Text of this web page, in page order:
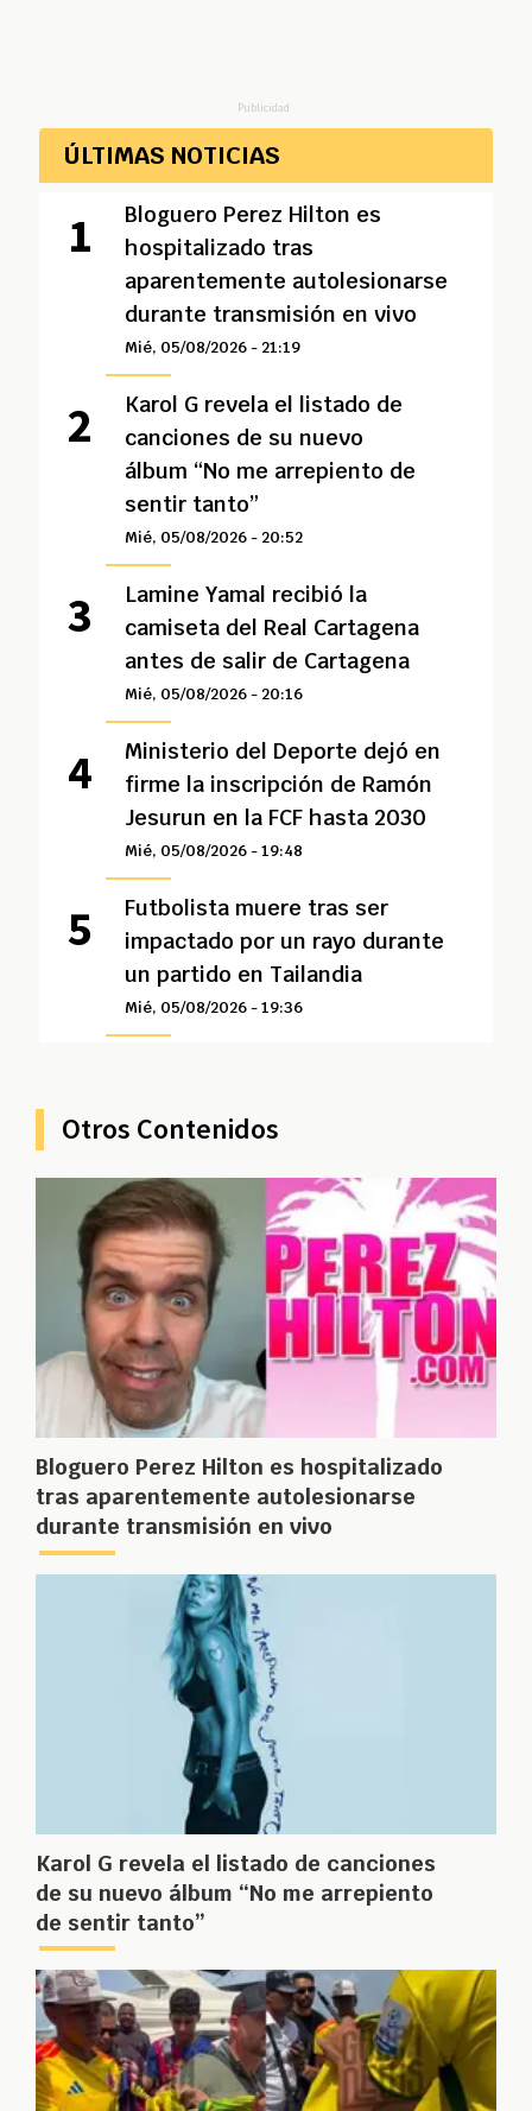
Publicidad
ÚLTIMAS NOTICIAS
Bloguero Perez Hilton es
hospitalizado tras
aparentemente autolesionarse
durante transmisión en vivo
Mié, 05/08/2026 - 21:19
Karol G revela el listado de
canciones de su nuevo
álbum “No me arrepiento de
sentir tanto”
Mié, 05/08/2026 - 20:52
Lamine Yamal recibió la
camiseta del Real Cartagena
antes de salir de Cartagena
Mié, 05/08/2026 - 20:16
Ministerio del Deporte dejó en
firme la inscripción de Ramón
Jesurun en la FCF hasta 2030
Mié, 05/08/2026 - 19:48
Futbolista muere tras ser
impactado por un rayo durante
un partido en Tailandia
Mié, 05/08/2026 - 19:36
Otros Contenidos
Bloguero Perez Hilton es hospitalizado
tras aparentemente autolesionarse
durante transmisión en vivo
Karol G revela el listado de canciones
de su nuevo álbum “No me arrepiento
de sentir tanto”